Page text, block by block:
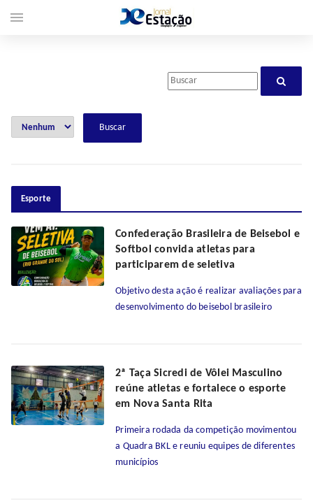
Esporte
Confederação Brasileira de Beisebol e
Softbol convida atletas para
participarem de seletiva
Objetivo desta ação é realizar avaliações para
desenvolvimento do beisebol brasileiro
2ª Taça Sicredi de Vôlei Masculino
reúne atletas e fortalece o esporte
em Nova Santa Rita
Primeira rodada da competição movimentou
a Quadra BKL e reuniu equipes de diferentes
municípios
menu